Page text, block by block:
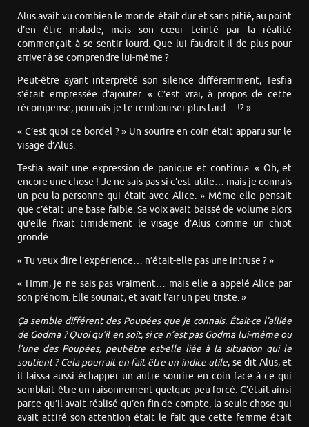
Alus avait vu combien le monde était dur et sans pitié, au point
d’en être malade, mais son cœur teinté par la réalité
commençait à se sentir lourd. Que lui faudrait-il de plus pour
arriver à se comprendre lui-même ?
Peut-être ayant interprété son silence différemment, Tesfia
s’était empressée d’ajouter. « C’est vrai, à propos de cette
récompense, pourrais-je te rembourser plus tard… !? »
« C’est quoi ce bordel ? » Un sourire en coin était apparu sur le
visage d’Alus.
Tesfia avait une expression de panique et continua. « Oh, et
encore une chose ! Je ne sais pas si c’est utile… mais je connais
un peu la personne qui était avec Alice. » Même elle pensait
que c’était une base faible. Sa voix avait baissé de volume alors
qu’elle fixait timidement le visage d’Alus comme un chiot
grondé.
« Tu veux dire l’expérience… n’était-elle pas une intruse ? »
« Hmm, je ne sais pas vraiment… mais elle a appelé Alice par
son prénom. Elle souriait, et avait l’air un peu triste. »
Ça semble différent des Poupées que je connais. Était-ce l’alliée
de Godma ? Quoi qu’il en soit, si ce n’est pas Godma lui-même ou
l’une des Poupées, peut-être est-elle liée à la situation qui le
soutient ? Cela pourrait en fait être un indice utile, se dit Alus, et
il laissa aussi échapper un autre sourire en coin face à ce qui
semblait être un raisonnement quelque peu forcé. C’était ainsi
parce qu’il avait réalisé qu’en fin de compte, la seule chose qui
avait attiré son attention était le fait que cette femme était